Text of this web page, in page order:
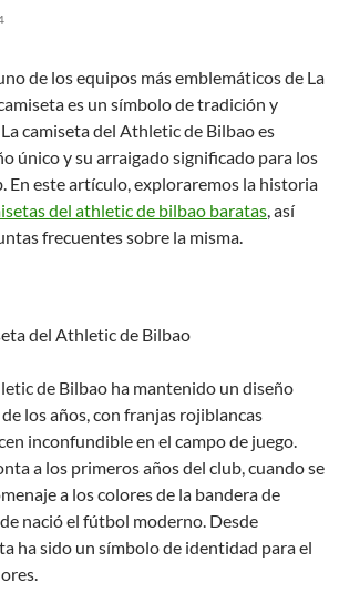
de los equipos más emblemáticos de La
es un símbolo de tradición y
camiseta del Athletic de Bilbao es
único y su arraigado significado para los
En este artículo, exploraremos la historia
del athletic de bilbao baratas, así
frecuentes sobre la misma.
del Athletic de Bilbao
de Bilbao ha mantenido un diseño
los años, con franjas rojiblancas
inconfundible en el campo de juego.
a los primeros años del club, cuando se
a los colores de la bandera de
nació el fútbol moderno. Desde
ha sido un símbolo de identidad para el